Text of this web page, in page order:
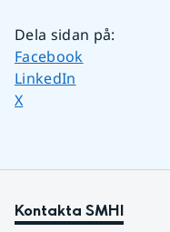
Dela sidan på:
Dela sidan på
Facebook
Dela sidan på
LinkedIn
Dela sidan på
X
Kontakta SMHI